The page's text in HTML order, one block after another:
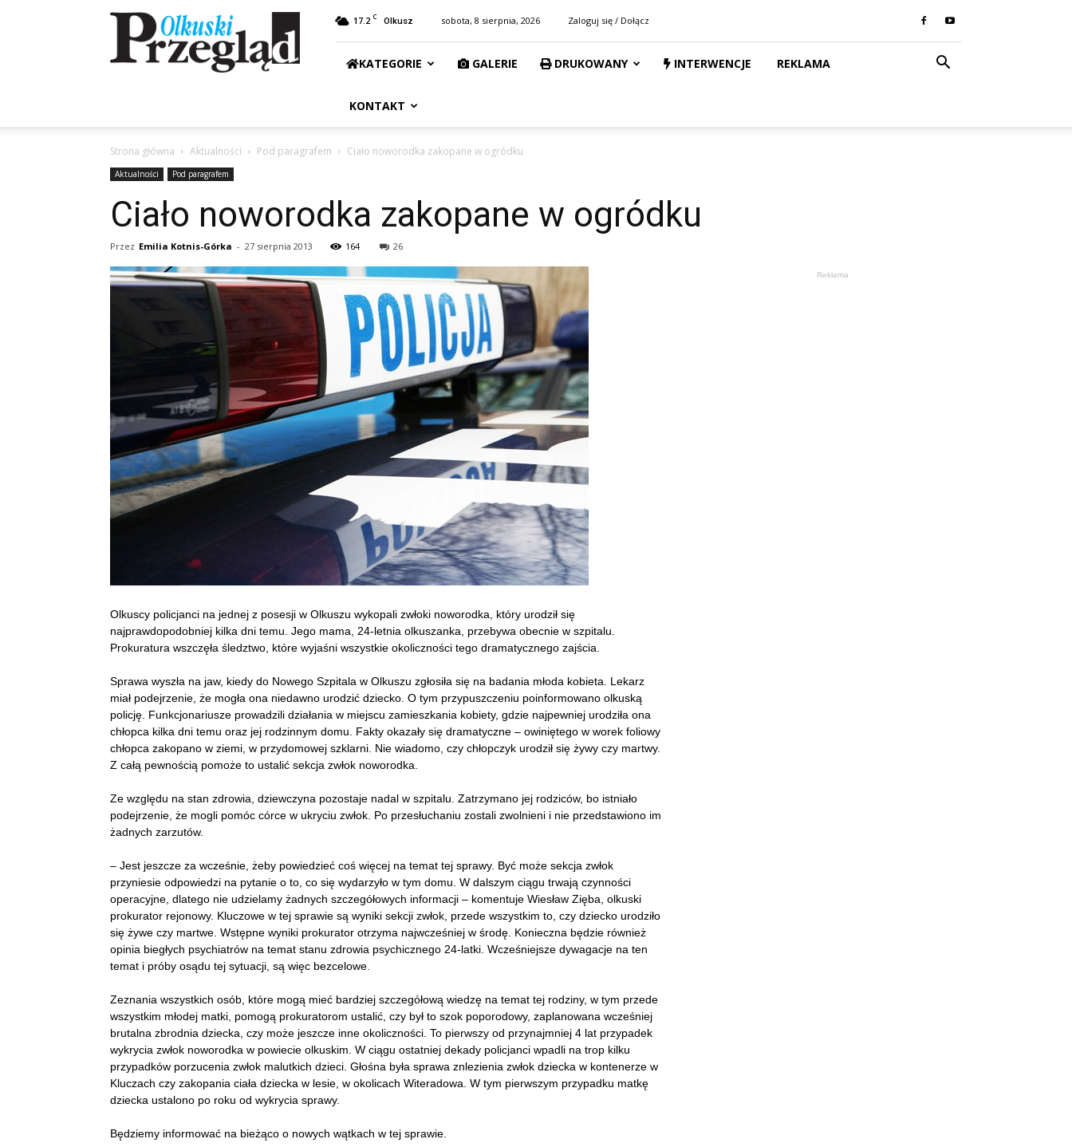
Przegląd
Olkuski
17.2 C Olkusz sobota, 8 sierpnia, 2026 Zaloguj się / Dołącz
KATEGORIE GALERIE DRUKOWANY INTERWENCJE REKLAMA
KONTAKT
Strona główna Aktualności Pod paragrafem Ciało noworodka zakopane w ogródku
Aktualności Pod paragrafem
Ciało noworodka zakopane w ogródku
Przez Emilia Kotnis-Górka - 27 sierpnia 2013 164 26
Olkuscy policjanci na jednej z posesji w Olkuszu wykopali zwłoki noworodka, który urodził się
najprawdopodobniej kilka dni temu. Jego mama, 24-letnia olkuszanka, przebywa obecnie w szpitalu.
Prokuratura wszczęła śledztwo, które wyjaśni wszystkie okoliczności tego dramatycznego zajścia.
Sprawa wyszła na jaw, kiedy do Nowego Szpitala w Olkuszu zgłosiła się na badania młoda kobieta. Lekarz
miał podejrzenie, że mogła ona niedawno urodzić dziecko. O tym przypuszczeniu poinformowano olkuską
policję. Funkcjonariusze prowadzili działania w miejscu zamieszkania kobiety, gdzie najpewniej urodziła ona
chłopca kilka dni temu oraz jej rodzinnym domu. Fakty okazały się dramatyczne – owiniętego w worek foliowy
chłopca zakopano w ziemi, w przydomowej szklarni. Nie wiadomo, czy chłopczyk urodził się żywy czy martwy.
Z całą pewnością pomoże to ustalić sekcja zwłok noworodka.
Ze względu na stan zdrowia, dziewczyna pozostaje nadal w szpitalu. Zatrzymano jej rodziców, bo istniało
podejrzenie, że mogli pomóc córce w ukryciu zwłok. Po przesłuchaniu zostali zwolnieni i nie przedstawiono im
żadnych zarzutów.
– Jest jeszcze za wcześnie, żeby powiedzieć coś więcej na temat tej sprawy. Być może sekcja zwłok
przyniesie odpowiedzi na pytanie o to, co się wydarzyło w tym domu. W dalszym ciągu trwają czynności
operacyjne, dlatego nie udzielamy żadnych szczegółowych informacji – komentuje Wiesław Zięba, olkuski
prokurator rejonowy. Kluczowe w tej sprawie są wyniki sekcji zwłok, przede wszystkim to, czy dziecko urodziło
się żywe czy martwe. Wstępne wyniki prokurator otrzyma najwcześniej w środę. Konieczna będzie również
opinia biegłych psychiatrów na temat stanu zdrowia psychicznego 24-latki. Wcześniejsze dywagacje na ten
temat i próby osądu tej sytuacji, są więc bezcelowe.
Zeznania wszystkich osób, które mogą mieć bardziej szczegółową wiedzę na temat tej rodziny, w tym przede
wszystkim młodej matki, pomogą prokuratorom ustalić, czy był to szok poporodowy, zaplanowana wcześniej
brutalna zbrodnia dziecka, czy może jeszcze inne okoliczności. To pierwszy od przynajmniej 4 lat przypadek
wykrycia zwłok noworodka w powiecie olkuskim. W ciągu ostatniej dekady policjanci wpadli na trop kilku
przypadków porzucenia zwłok malutkich dzieci. Głośna była sprawa znlezienia zwłok dziecka w kontenerze w
Kluczach czy zakopania ciała dziecka w lesie, w okolicach Witeradowa. W tym pierwszym przypadku matkę
dziecka ustalono po roku od wykrycia sprawy.
Będziemy informować na bieżąco o nowych wątkach w tej sprawie.
Reklama